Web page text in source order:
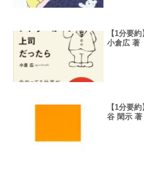
【1分要
小倉広 著
【1分要
谷 閑示 著